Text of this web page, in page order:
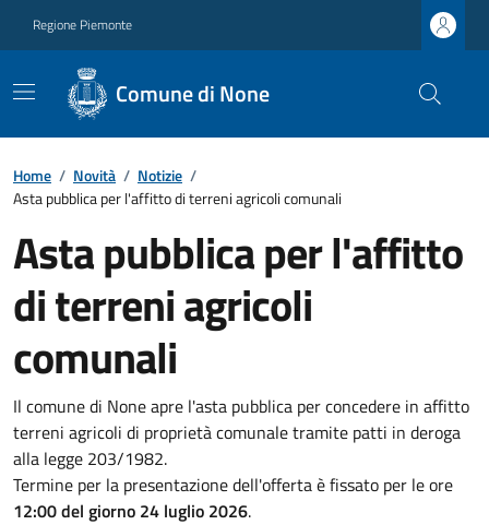
Regione Piemonte
Comune di None
Home / Novità / Notizie /
Asta pubblica per l'affitto di terreni agricoli comunali
Asta pubblica per l'affitto
di terreni agricoli
comunali
Il comune di None apre l'asta pubblica per concedere in affitto
terreni agricoli di proprietà comunale tramite patti in deroga
alla legge 203/1982.
Termine per la presentazione dell'offerta è fissato per le ore
12:00 del giorno 24 luglio 2026.